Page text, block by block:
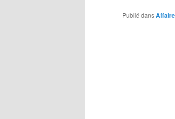
Publié dans